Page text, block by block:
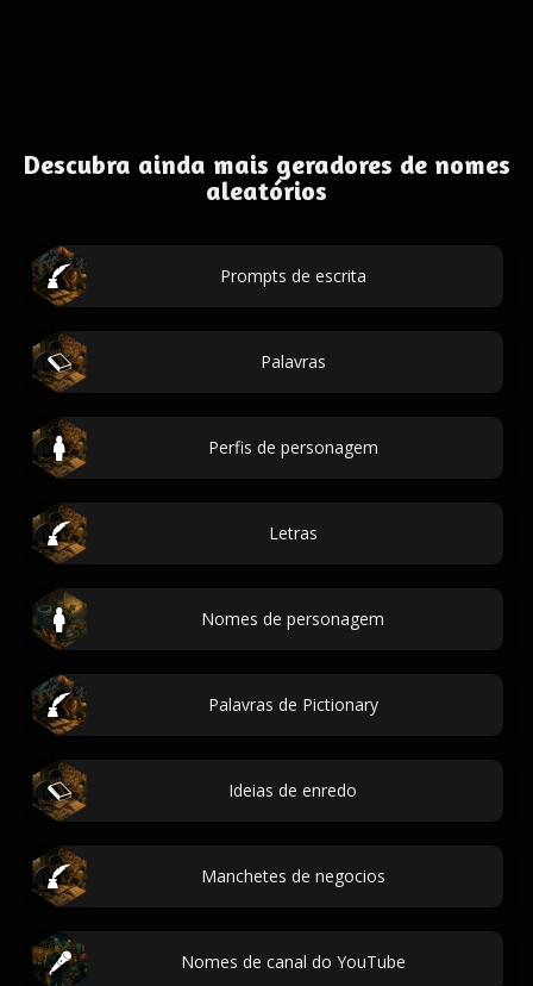
Descubra ainda mais geradores de nomes
aleatórios
Prompts de escrita
Palavras
Perfis de personagem
Letras
Nomes de personagem
Palavras de Pictionary
Ideias de enredo
Manchetes de negocios
Nomes de canal do YouTube